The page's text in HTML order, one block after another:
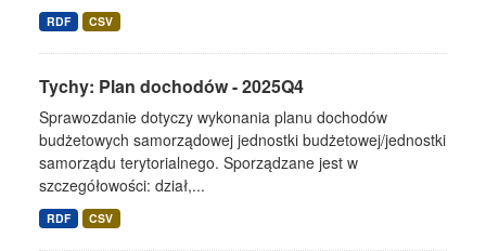
RDF CSV
Tychy: Plan dochodów - 2025Q4
Sprawozdanie dotyczy wykonania planu dochodów
budżetowych samorządowej jednostki budżetowej/jednostki
samorządu terytorialnego. Sporządzane jest w
szczegółowości: dział,...
RDF CSV